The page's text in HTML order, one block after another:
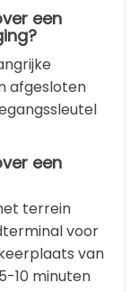
een
afgesloten
een
terrein
voor
van
10 minuten